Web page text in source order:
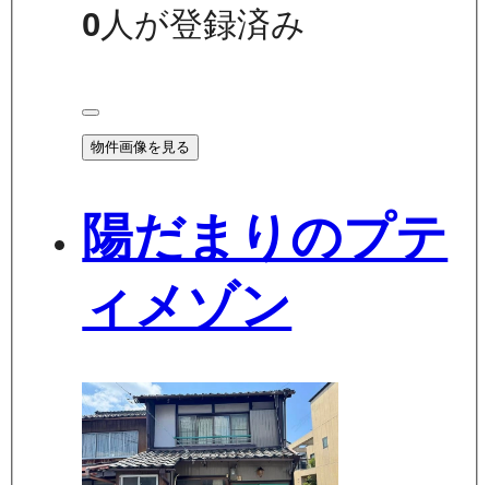
0人が登録済み
物件画像を見る
陽だまりのプテ
ィメゾン